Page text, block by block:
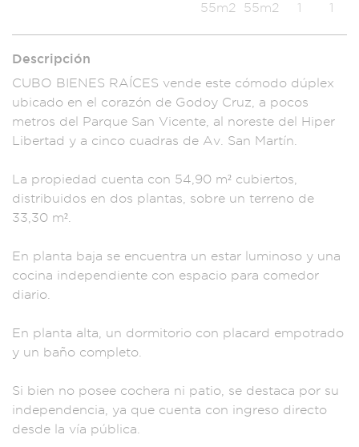
1
1
55m2
55m2
Descripción
CUBO BIENES RAÍCES vende este cómodo dúpl ex
ubicado en e l corazón de Godoy Cruz, a pocos
metros del Parque San Vicente, a l noreste del Hiper
Libertad y a cinco cuadras de Av. San Martín.
La propiedad cuenta con 54,90 m² cubiertos,
distribuidos en dos plantas, sobre un terreno de
33,30 m²
En planta baja se encuentra un estar luminoso y una
cocina independiente con espacio para comedor
diario.
En planta alta, un dormitorio con pl acard empotrado
y un baño completo.
Si bien no posee cochera ni patio, se destaca por su
independencia, ya que cuenta con ingreso directo
desde la vía pública.